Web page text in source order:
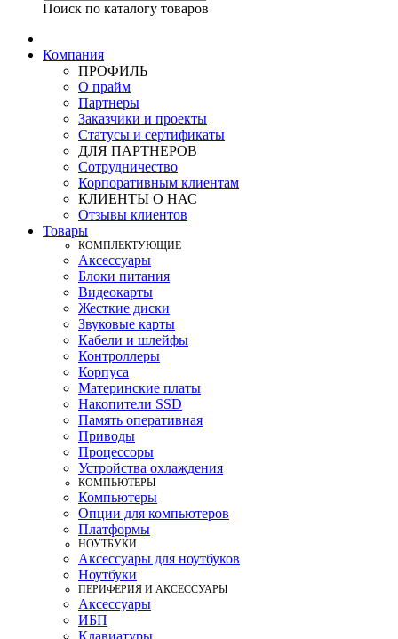
Поиск по каталогу товаров
Компания
ПРОФИЛЬ
О прайм
Партнеры
Заказчики и проекты
Статусы и сертификаты
ДЛЯ ПАРТНЕРОВ
Сотрудничество
Корпоративным клиентам
КЛИЕНТЫ О НАС
Отзывы клиентов
Товары
КOМПЛЕКТУЮЩИЕ
Аксессуары
Блоки питания
Видеокарты
Жесткие диски
Звуковые карты
Кабели и шлейфы
Контроллеры
Корпуса
Материнские платы
Накопители SSD
Память оперативная
Приводы
Процессоры
Устройства охлаждения
КОМПЬЮТЕРЫ
Компьютеры
Опции для компьютеров
Платформы
НОУТБУКИ
Аксессуары для ноутбуков
Ноутбуки
ПЕРИФЕРИЯ И АКСЕССУАРЫ
Аксессуары
ИБП
Клавиатуры